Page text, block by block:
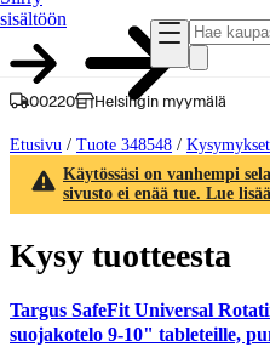
sisältöön
00220 Helsingin myymälä
Etusivu / Tuote 348548 /
Käytössäsi on vanhempi
sivusto ei enää tue. Lue
Kysy tuotteesta
Targus SafeFit Universal
suojakotelo 9-10" tableteille,